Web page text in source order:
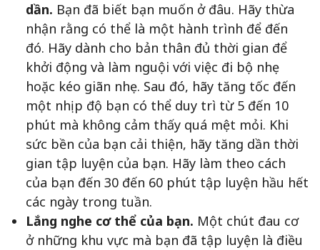
dần. Bạn đã biết bạn muốn ở đâu. Hãy thừa
nhận rằng có thể là một hành trình để đến
đó. Hãy dành cho bản thân đủ thời gian để
khởi động và làm nguội với việc đi bộ nhẹ
hoặc kéo giãn nhẹ. Sau đó, hãy tăng tốc đến
một nhịp độ bạn có thể duy trì từ 5 đến 10
phút mà không cảm thấy quá mệt mỏi. Khi
sức bền của bạn cải thiện, hãy tăng dần thời
gian tập luyện của bạn. Hãy làm theo cách
của bạn đến 30 đến 60 phút tập luyện hầu hết
các ngày trong tuần.
Lắng nghe cơ thể của bạn. Một chút đau cơ
ở những khu vực mà bạn đã tập luyện là điều